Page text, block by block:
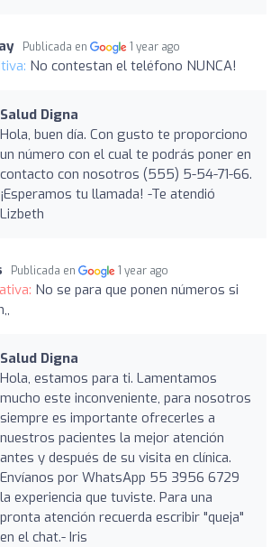
Publicada en 1 year ago
No contestan el teléfono NUNCA!
Salud Digna
Hola, buen día. Con gusto te proporciono
un número con el cual te podrás poner en
contacto con nosotros (555) 5-54-71-66.
¡Esperamos tu llamada! -Te atendió
Lizbeth
Publicada en 1 year ago
No se para que ponen números si
Salud Digna
Hola, estamos para ti. Lamentamos
mucho este inconveniente, para nosotros
siempre es importante ofrecerles a
nuestros pacientes la mejor atención
antes y después de su visita en clínica.
Envíanos por WhatsApp 55 3956 6729
la experiencia que tuviste. Para una
pronta atención recuerda escribir "queja"
en el chat.- Iris